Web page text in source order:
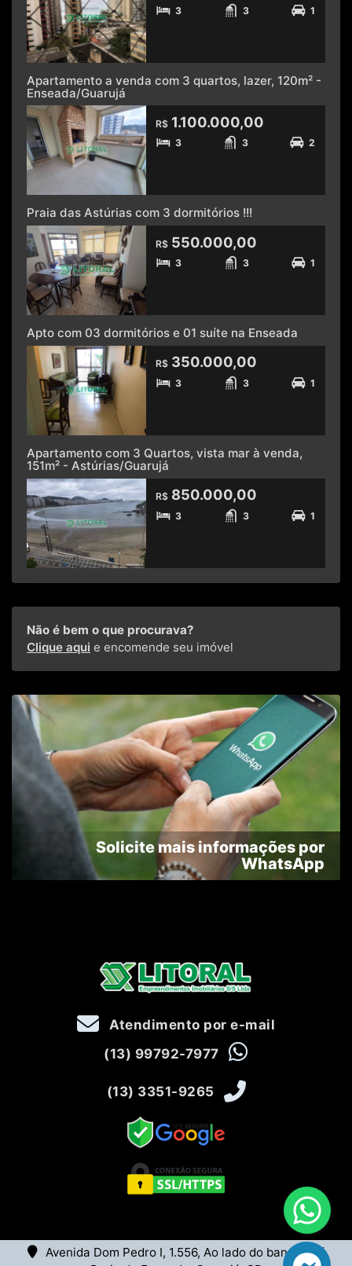
3 3 1
Apartamento a venda com 3 quartos, lazer, 120m² -
Enseada/Guarujá
R$ 1.100.000,00
3 3 2
Praia das Astúrias com 3 dormitórios !!!
R$ 550.000,00
3 3 1
Apto com 03 dormitórios e 01 suíte na Enseada
R$ 350.000,00
3 3 1
Apartamento com 3 Quartos, vista mar à venda,
151m² - Astúrias/Guarujá
R$ 850.000,00
3 3 1
Não é bem o que procurava?
Clique aqui e encomende seu imóvel
Solicite mais informações por
WhatsApp
Atendimento por e-mail
(13) 99792-7977
(13) 3351-9265
Avenida Dom Pedro I, 1.556, Ao lado do banco Itaú,